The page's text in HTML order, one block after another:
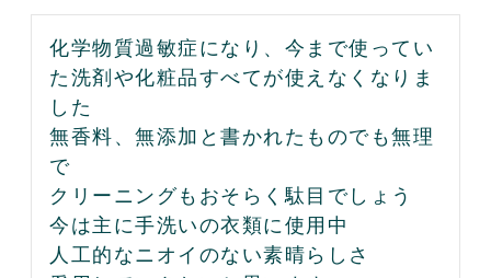
化学物質過敏症になり、今まで使ってい
た洗剤や化粧品すべてが使えなくなりま
した
無香料、無添加と書かれたものでも無理
で
クリーニングもおそらく駄目でしょう
今は主に手洗いの衣類に使用中
人工的なニオイのない素晴らしさ